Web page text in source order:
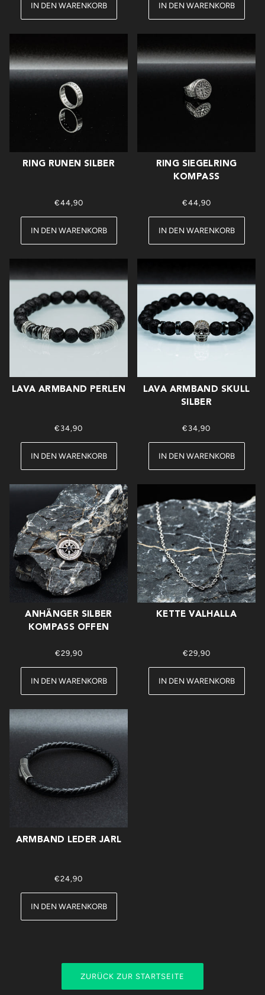
IN DEN WARENKORB IN DEN WARENKORB
RING RUNEN SILBER
€44,90
IN DEN WARENKORB
RING SIEGELRING
KOMPASS
€44,90
IN DEN WARENKORB
LAVA ARMBAND PERLEN
€34,90
IN DEN WARENKORB
LAVA ARMBAND SKULL
SILBER
€34,90
IN DEN WARENKORB
ANHÄNGER SILBER
KOMPASS OFFEN
€29,90
IN DEN WARENKORB
KETTE VALHALLA
€29,90
IN DEN WARENKORB
ARMBAND LEDER JARL
€24,90
IN DEN WARENKORB
ZURÜCK ZUR STARTSEITE